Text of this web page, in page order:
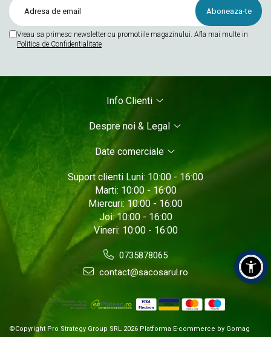
Vreau sa primesc newsletter cu promotiile magazinului. Afla mai multe in
Politica de Confidentialitate
Info Clienti
Despre noi & Legal
Date comerciale
Suport clienti Luni: 10:00 - 16:00
Marti: 10:00 - 16:00
Miercuri: 10:00 - 16:00
Joi: 10:00 - 16:00
Vineri: 10:00 - 16:00
0735878065
contact@sacosarul.ro
©Copyright Pro Strategy Group SRL 2026 Platforma E-commerce by Gomag